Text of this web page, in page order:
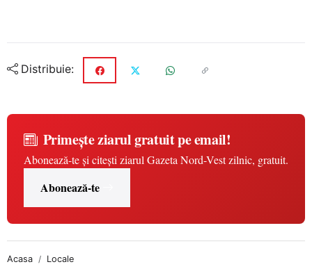
Distribuie:
Primește ziarul gratuit pe email!
Abonează-te și citești ziarul Gazeta Nord-Vest zilnic, gratuit.
Abonează-te
Acasa
Locale